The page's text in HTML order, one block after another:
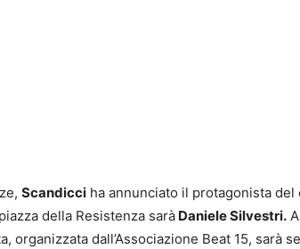
Scandicci ha annunciato il protagonista
della Resistenza sarà Daniele Silvestri.
organizzata dall’Associazione Beat 15, sarà